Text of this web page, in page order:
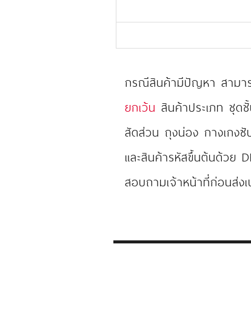
กรณีสินค้ามีปัญหา สามา
ยกเว้น สินค้าประเภท ชุด
สัดส่วน ถุงน่อง กางเกงซั
และสินค้ารหัสขึ้นต้นด้วย
สอบถามเจ้าหน้าที่ก่อนส่ง